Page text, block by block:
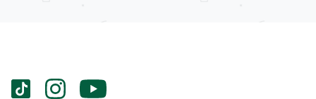
Services
Social-
vigozone.de
vigozone.devigozone.de